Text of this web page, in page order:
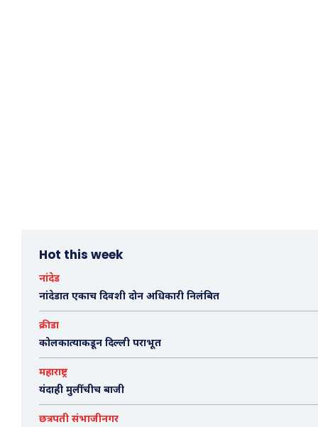
Hot this week
नांदेड
नांदेडात एकाच दिवशी दोन अधिकारी निलंबित
क्रीडा
कोलकात्याकडून दिल्ली पराभूत
महाराष्ट्र
यंदाही मुलींचीच बाजी
छत्रपती संभाजीनगर